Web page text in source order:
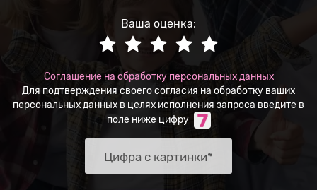
Ваша оценка:
Соглашение на обработку персональных данных
Для подтверждения своего согласия на обработку ваших
персональных данных в целях исполнения запроса введите в
поле ниже цифру